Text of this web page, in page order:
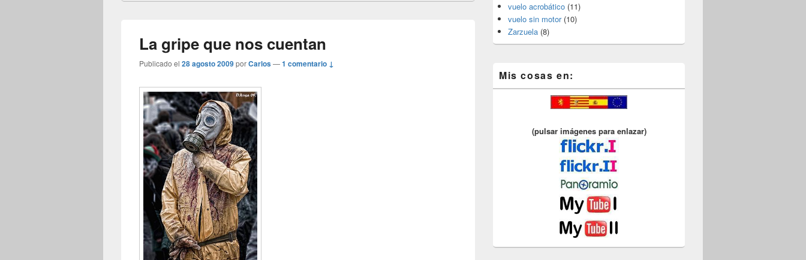
La gripe que nos cuentan
Publicado el 28 agosto 2009porCarlos—1 comentario ↓
vuelo acrobático (11)
vuelo sin motor(10)
Zarzuela (8)
Mis cosas en:
(pulsar imágenes para enlazar)